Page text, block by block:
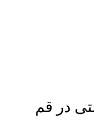
در قم